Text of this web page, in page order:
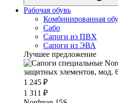
Рабочая обувь
Комбинированная
Сабо
Сапоги из ПВХ
Сапоги из ЭВА
Лучшее предложение
1 245 ₽
1 311 ₽